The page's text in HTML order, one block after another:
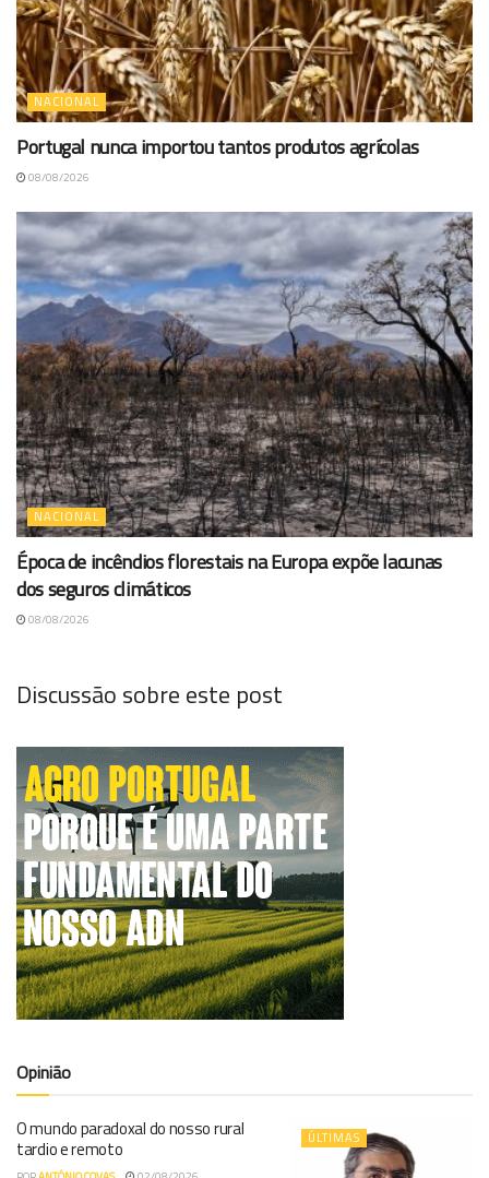
NACIONAL
Portugal nunca importou tantos produtos agrícolas
08/08/2026
NACIONAL
Época de incêndios florestais na Europa expõe lacunas
dos seguros climáticos
08/08/2026
Discussão sobre este post
Opinião
ÚLTIMAS
O mundo paradoxal do nosso rural
tardio e remoto